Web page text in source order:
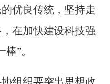
优良传统，坚持走
在加快建设科技强
”。